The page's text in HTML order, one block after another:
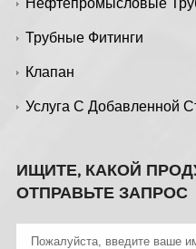
Нефтепромысловые
Трубные Фитинги
Клапан
Услуга С Добавленной
ИЩИТЕ, КАКОЙ
ОТПРАВЬТЕ ЗАПРОС